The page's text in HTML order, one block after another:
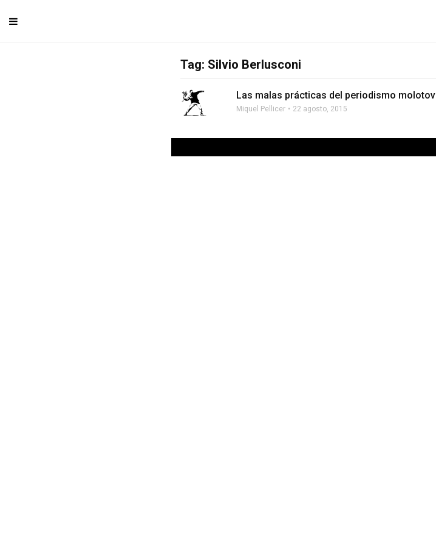
Tag: Silvio Berlusconi
Las malas prácticas del periodismo molotov
Miquel Pellicer 22 agosto, 2015